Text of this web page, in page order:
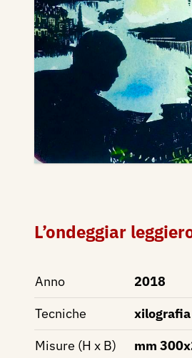
L’ondeggiar
Anno
2018
Tecniche
Misure (H x B)
mm